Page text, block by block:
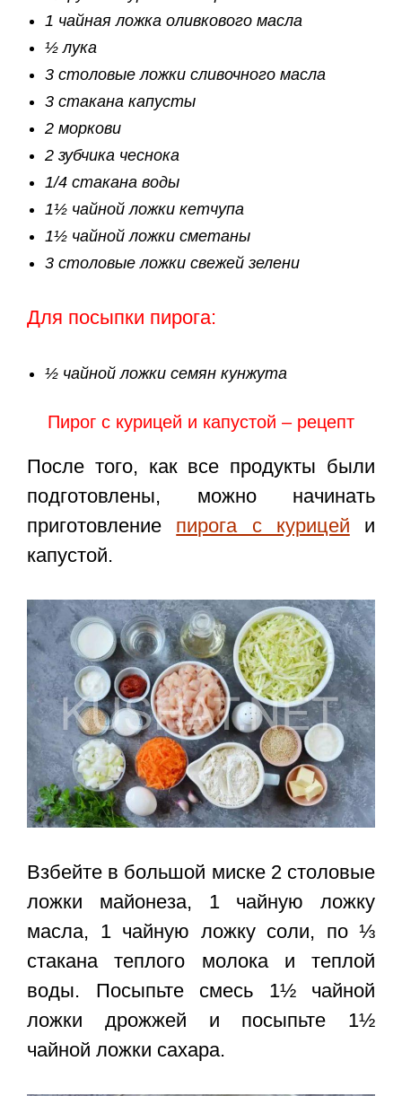
1 чайная ложка оливкового масла
½ лука
3 столовые ложки сливочного масла
3 стакана капусты
2 моркови
2 зубчика чеснока
1/4 стакана воды
1½ чайной ложки кетчупа
1½ чайной ложки сметаны
3 столовые ложки свежей зелени
Для посыпки пирога:
½ чайной ложки семян кунжута
Пирог с курицей и капустой – рецепт
После того, как все продукты были
подготовлены, можно начинать
приготовление пирога с курицей и
капустой.
Взбейте в большой миске 2 столовые
ложки майонеза, 1 чайную ложку
масла, 1 чайную ложку соли, по ⅓
стакана теплого молока и теплой
воды. Посыпьте смесь 1½ чайной
ложки дрожжей и посыпьте 1½
чайной ложки сахара.